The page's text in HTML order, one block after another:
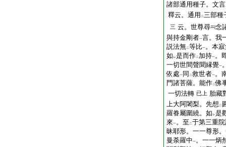
諸部通用種子。文言
釋云。通用 二三部種
三 云。世尊尋
念
與持金剛者一言。我
説法無二等比一。本
如 レ是而作二 加持一。
一切世間聲聞縁覺一
依處一 同 二救世者一。
門諸菩薩。能作二佛
一切法轉 已上 胎藏
上大阿闍梨。先想 二
羅眷屬圍繞。如 レ是
來一。至 二于第三重
昧耶形。一一尊形
曼荼羅中一。一一炳